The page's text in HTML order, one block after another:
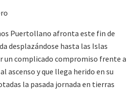
Puertollano afronta este fin de
desplazándose hasta las Islas
un complicado compromiso frente a
ascenso y que llega herido en su
la pasada jornada en tierras